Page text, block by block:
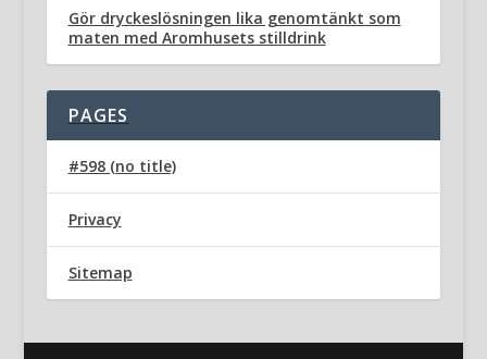
Gör dryckeslösningen lika genomtänkt som
maten med Aromhusets stilldrink
PAGES
#598 (no title)
Privacy
Sitemap